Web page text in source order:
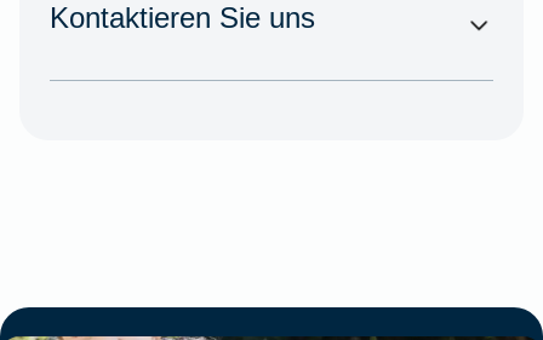
Kontaktieren Sie uns